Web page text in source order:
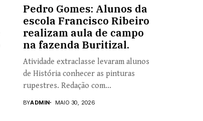
Pedro Gomes: Alunos da
escola Francisco Ribeiro
realizam aula de campo
na fazenda Buritizal.
Atividade extraclasse levaram alunos
de História conhecer as pinturas
rupestres. Redação com...
BYADMIN MAIO 30, 2026